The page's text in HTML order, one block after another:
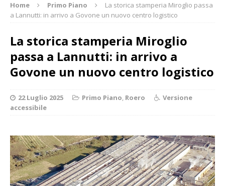
Home Primo Piano
La storica stamperia Miroglio passa
a Lannutti: in arrivo a Govone un nuovo centro logistico
La storica stamperia Miroglio
passa a Lannutti: in arrivo a
Govone un nuovo centro logistico
22 Luglio 2025 Primo Piano, Roero
Versione
accessibile